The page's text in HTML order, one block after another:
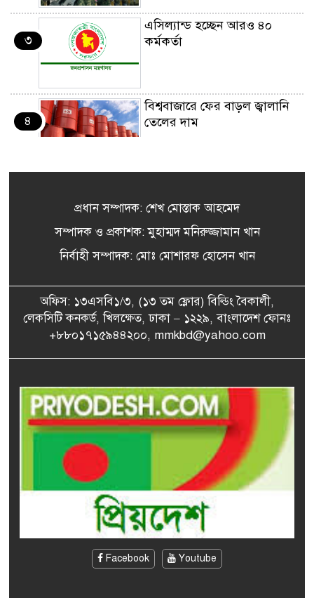
৩
এসিল্যান্ড হচ্ছেন আরও ৪০
কর্মকর্তা
৪
বিশ্ববাজারে ফের বাড়ল জ্বালানি
তেলের দাম
সৌদি আরবে আগুনে নিহত ১৬
৫ দিনে বাংলাদেশের রিজার্ভ
বেড়েছে ২৭৪ মিলিয়ন ডলার
৭
যুক্তরাষ্ট্র শর্ত পূরণ না করলে
হরমুজ খুলবে না ইরান
৮
পানি নিশ্চিত করা হবে:
পানিসম্পদ মন্ত্রী
একাদশে ভর্তি ফি কত, কোন
কলেজে খরচ কত?
এসএসসি ও সমমানের ফল
প্রকাশ, পাসের হার ৬২.২৫
শতাংশ
প্রধান সম্পাদক: শেখ মোস্তাক আহমেদ
সম্পাদক ও প্রকাশক: মুহাম্মদ মনিরুজ্জামান খান
নির্বাহী সম্পাদক: মোঃ মোশারফ হোসেন খান
অফিস: ১৩এসবি১/৩, (১৩ তম ফ্লোর) বিল্ডিং বৈকালী,
লেকসিটি কনকর্ড, খিলক্ষেত, ঢাকা – ১২২৯, বাংলাদেশ ফোনঃ
+৮৮০১৭১৫৯৪৪২০০, mmkbd@yahoo.com
Facebook Youtube